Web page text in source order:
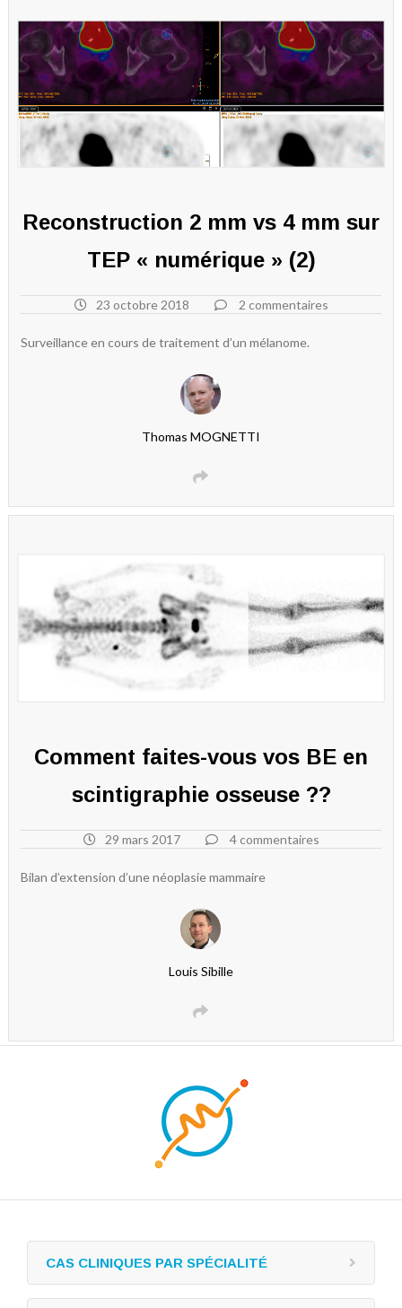
Reconstruction 2 mm vs 4 mm sur
TEP « numérique » (2)
23 octobre 2018 2 commentaires
Surveillance en cours de traitement d’un mélanome.
Thomas MOGNETTI
Comment faites-vous vos BE en
scintigraphie osseuse ??
29 mars 2017 4 commentaires
Bilan d’extension d’une néoplasie mammaire
Louis Sibille
CAS CLINIQUES PAR SPÉCIALITÉ